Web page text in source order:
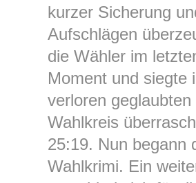
kurzer Sicherung
Aufschlägen
die Wähler im
Moment und siegte
verloren geglaubten
Wahlkreis
25:19. Nun begann
Wahlkrimi. Ein